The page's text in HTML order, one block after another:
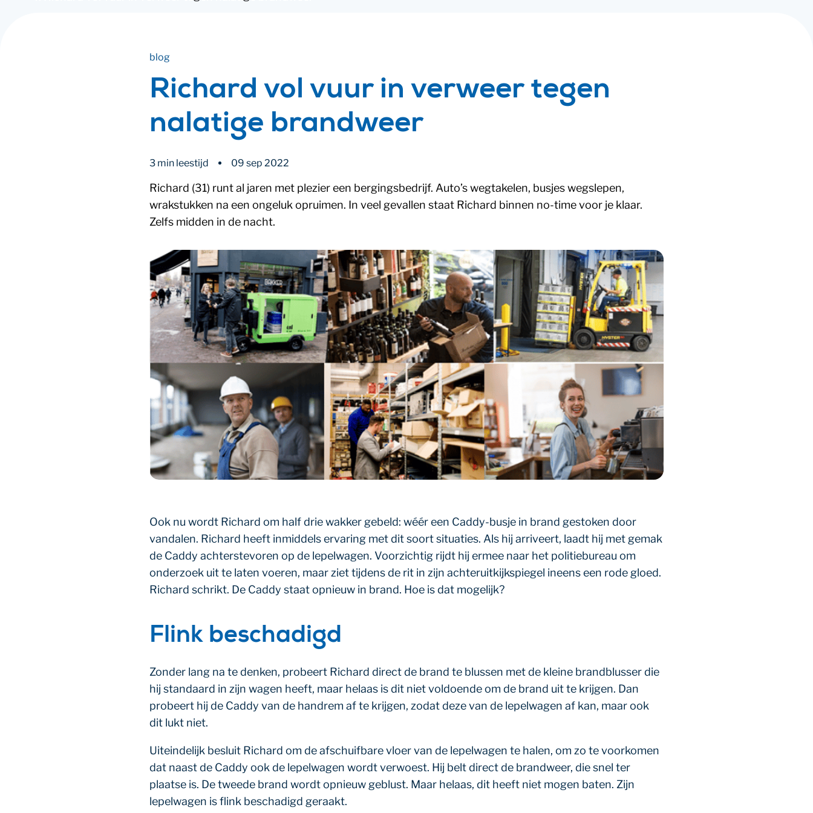
blog
Richard vol vuur in verweer tegen
nalatige brandweer
3 min leestijd 09 sep 2022
Richard (31) runt al jaren met plezier een bergingsbedrijf. Auto’s wegtakelen, busjes wegslepen,
wrakstukken na een ongeluk opruimen. In veel gevallen staat Richard binnen no-time voor je klaar.
Zelfs midden in de nacht.
Ook nu wordt Richard om half drie wakker gebeld: wéér een Caddy-busje in brand gestoken door
vandalen. Richard heeft inmiddels ervaring met dit soort situaties. Als hij arriveert, laadt hij met gemak
de Caddy achterstevoren op de lepelwagen. Voorzichtig rijdt hij ermee naar het politiebureau om
onderzoek uit te laten voeren, maar ziet tijdens de rit in zijn achteruitkijkspiegel ineens een rode gloed.
Richard schrikt. De Caddy staat opnieuw in brand. Hoe is dat mogelijk?
Flink beschadigd
Zonder lang na te denken, probeert Richard direct de brand te blussen met de kleine brandblusser die
hij standaard in zijn wagen heeft, maar helaas is dit niet voldoende om de brand uit te krijgen. Dan
probeert hij de Caddy van de handrem af te krijgen, zodat deze van de lepelwagen af kan, maar ook
dit lukt niet.
Uiteindelijk besluit Richard om de afschuifbare vloer van de lepelwagen te halen, om zo te voorkomen
dat naast de Caddy ook de lepelwagen wordt verwoest. Hij belt direct de brandweer, die snel ter
plaatse is. De tweede brand wordt opnieuw geblust. Maar helaas, dit heeft niet mogen baten. Zijn
lepelwagen is flink beschadigd geraakt.